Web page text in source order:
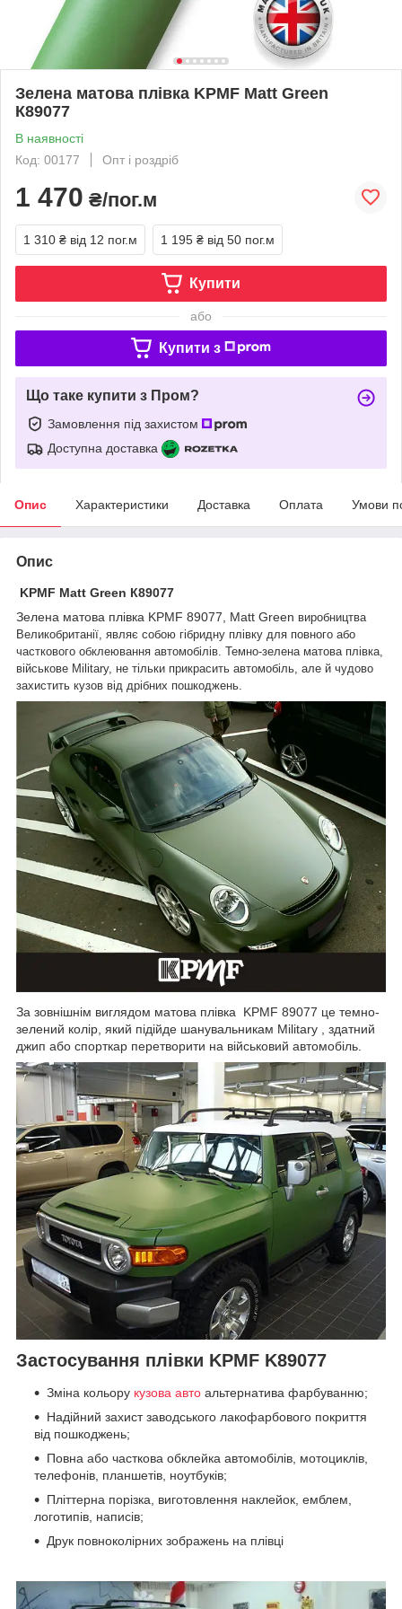
Зелена матова плівка KPMF Matt Green
К89077
В наявності
Код: 00177
Опт і роздріб
1 470 ₴/пог.м
1 310 ₴ від 12 пог.м 1 195 ₴ від 50 пог.м
Купити
або
Купити з
Що таке купити з Пром?
Замовлення під захистом
Доступна доставка
Опис Характеристики Доставка Оплата Умови
Опис
KPMF Matt Green К89077
Зелена матова плівка KPMF 89077, Matt Green виробництва
Великобританії, являє собою гібридну плівку для повного або
часткового обклеювання автомобілів. Темно-зелена матова плівка,
військове Military, не тільки прикрасить автомобіль, але й чудово
захистить кузов від дрібних пошкоджень.
За зовнішнім виглядом матова плівка KPMF 89077 це темно-
зелений колір, який підійде шанувальникам Military , здатний
джип або спорткар перетворити на військовий автомобіль.
Застосування плівки KPMF K89077
Зміна кольору кузова авто альтернатива фарбуванню;
Надійний захист заводського лакофарбового покриття
від пошкоджень;
Повна або часткова обклейка автомобілів, мотоциклів,
телефонів, планшетів, ноутбуків;
Пліттерна порізка, виготовлення наклейок, емблем,
логотипів, написів;
Друк повноколірних зображень на плівці